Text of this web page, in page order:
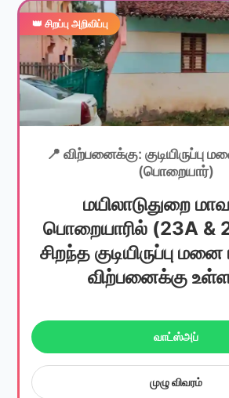
👑 சிறப்பு அறிவிப்பு
📍 விற்பனைக்கு: குடியிருப்பு
(பொறையார்)
மயிலாடுதுறை
பொறையாரில் (23A &
சிறந்த குடியிருப்பு
விற்பனைக்கு
வாட்ஸ்அப்
முழு விவரம்